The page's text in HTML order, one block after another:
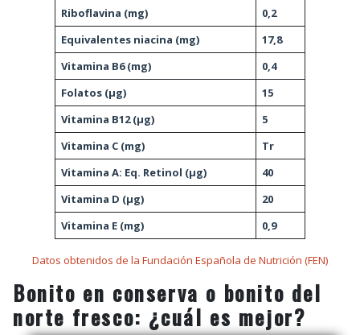
Riboflavina (mg)
0,2
Equivalentes niacina (mg)
17,8
Vitamina B6 (mg)
0,4
Folatos (μg)
15
Vitamina B12 (μg)
5
Vitamina C (mg)
Tr
Vitamina A: Eq. Retinol (μg)
40
Vitamina D (μg)
20
Vitamina E (mg)
0,9
Datos obtenidos de la Fundación Española de Nutrición (FEN)
Bonito en conserva o bonito del
norte fresco: ¿cuál es mejor?